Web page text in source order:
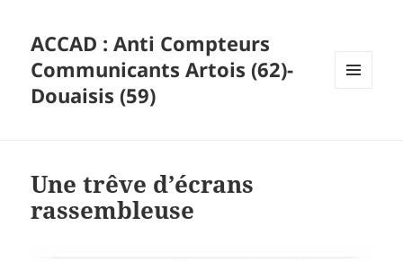
ACCAD : Anti Compteurs
Communicants Artois (62)-
Douaisis (59)
Une trêve d’écrans
rassembleuse